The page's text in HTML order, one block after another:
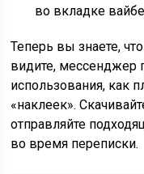
во вкладке
Теперь вы знаете,
видите, мессенджер
использования, как
«наклеек».
отправляйте
во время переписки.